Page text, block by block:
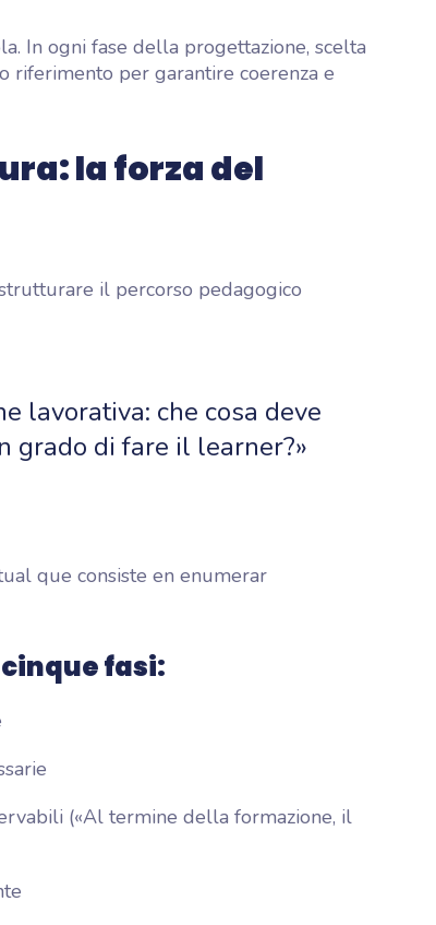
In ogni fase della progettazione, scelta
riferimento per garantire coerenza e
la forza del
il percorso pedagogico
lavorativa: che cosa deve
grado di fare il learner?»
que consiste en enumerar
fasi:
(«Al termine della formazione, il